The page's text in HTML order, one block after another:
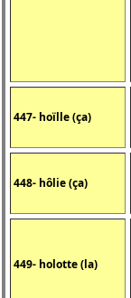
447- hoïlle (ça)
448- hôlie (ça)
449- holotte (la)